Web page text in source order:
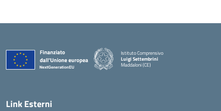
Istituto Comprensivo
Luigi Settembrini
Maddaloni (CE)
Link Esterni